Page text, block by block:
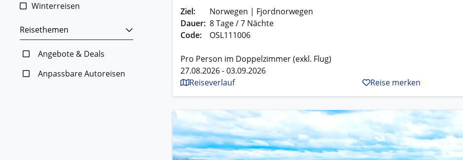
Winterreisen
Reisethemen
Angebote & Deals
Anpassbare Autoreisen
Ziel:
Norwegen | Fjordnorwegen
Dauer: 8 Tage / 7 Nächte
Code:
OSL111006
Pro Person im Doppelzimmer (exkl. Flug)
27.08.2026 - 03.09.2026
Reiseverlauf Reise merken